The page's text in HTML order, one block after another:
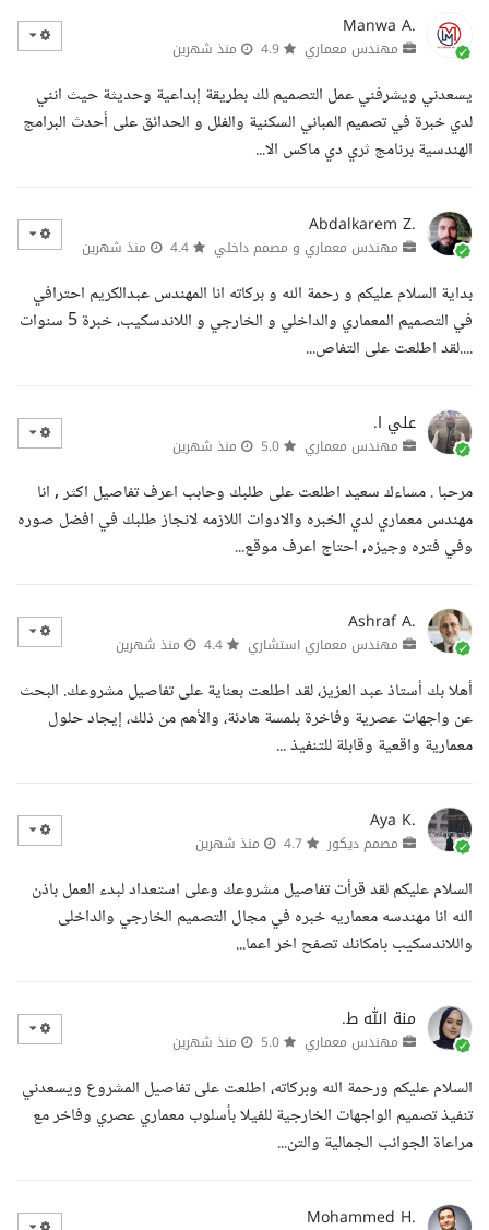
Manwa A.
مهندس معماري منذ شهرين
يسعدني ويشرفني عمل التصميم لك بطريقة إبداعية وحديثة حيث انني
لدي خبرة في تصميم المباني السكنية والفلل و الحدائق على أحدث البرامج
الهندسية برنامج ثري دي ماكس الا...
Abdalkarem Z.
مهندس معماري و مصمم داخلي منذ شهرين
بداية السلام عليكم و رحمة الله و بركاته انا المهندس عبدالكريم احترافي
في التصميم المعماري والداخلي و الخارجي و اللاندسكيب، خبرة 5 سنوات
....لقد اطلعت على التفاص...
علي ا.
مهندس معماري منذ شهرين
مرحبا . مساءك سعيد اطلعت على طلبك وحابب اعرف تفاصيل اكثر , انا
مهندس معماري لدي الخبره والادوات اللازمه لانجاز طلبك في افضل صوره
وفي فتره وجيزه, احتاج اعرف موقع...
Ashraf A.
مهندس معماري استشاري منذ شهرين
أهلا بك أستاذ عبد العزيز، لقد اطلعت بعناية على تفاصيل مشروعك. البحث
عن واجهات عصرية وفاخرة بلمسة هادئة، والأهم من ذلك، إيجاد حلول
معمارية واقعية وقابلة للتنفيذ ...
Aya K.
مصمم ديكور منذ شهرين
السلام عليكم لقد قرأت تفاصيل مشروعك وعلى استعداد لبدء العمل باذن
الله انا مهندسه معماريه خبره في مجال التصميم الخارجي والداخلى
واللاندسكيب بامكانك تصفح اخر اعما...
منة الله ط.
مهندس معماري منذ شهرين
السلام عليكم ورحمة الله وبركاته، اطلعت على تفاصيل المشروع ويسعدني
تنفيذ تصميم الواجهات الخارجية للفيلا بأسلوب معماري عصري وفاخر مع
مراعاة الجوانب الجمالية والتن...
Mohammed H.